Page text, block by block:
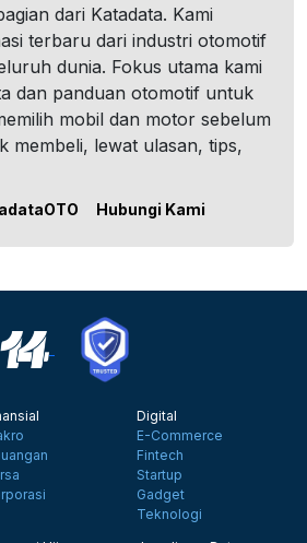
dari Katadata. Kami
terbaru dari industri otomotif
dunia. Fokus utama kami
dan panduan otomotif untuk
mobil dan motor sebelum
membeli, lewat ulasan, tips,
Hubungi Kami
Digital
E-Commerce
Fintech
Startup
Gadget
Teknologi